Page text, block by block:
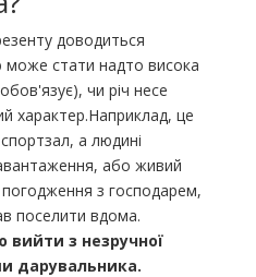
доводиться
стати надто висока
чи річ несе
характер.Наприклад, це
а людині
або живий
з господарем,
поселити вдома.
вийти з незручної
дарувальника.